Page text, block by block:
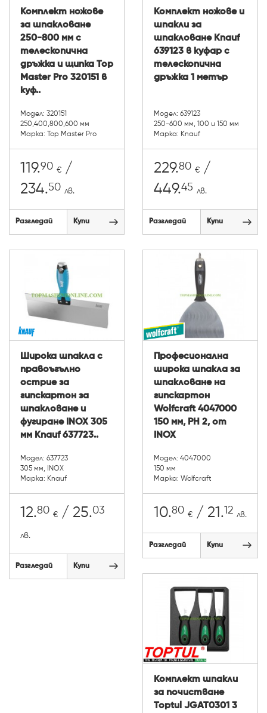
Комплект ножове
за шпакловане
250-800 мм с
телескопична
дръжка и щипка Top
Master Pro 320151 в
куф..
Модел: 320151
250,400,800,600 мм
Марка: Top Master Pro
119.90 € /
234.50 лв.
Разгледай Купи
Комплект ножове и
шпакли за
шпакловане Knauf
639123 в куфар с
телескопична
дръжка 1 метър
Модел: 639123
250-600 мм, 100 и 150 мм
Марка: Knauf
229.80 € /
449.45 лв.
Разгледай Купи
Широка шпакла с
правоъгълно
острие за
гипскартон за
шпакловане и
фугиране INOX 305
мм Knauf 637723..
Модел: 637723
305 мм, INOX
Марка: Knauf
12.80 € / 25.03
лв.
Разгледай Купи
Професионална
широка шпакла за
шпакловане на
гипскартон
Wolfcraft 4047000
150 мм, РН 2, от
INOX
Модел: 4047000
150 мм
Марка: Wolfcraft
10.80 € / 21.12 лв.
Разгледай Купи
Комплект шпакли
за почистване
Toptul JGAT0301 3